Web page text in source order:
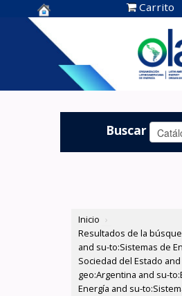
Centro de
Documentación
OLADE -
Carrito
Buscar
Inicio ›
Resultados de la
and su-to:Sistemas de
Sociedad del Estado
geo:Argentina and su-
Energía and su-